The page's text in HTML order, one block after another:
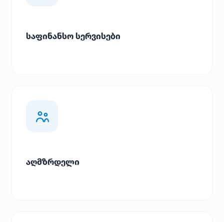
საფინანსო სერვისები
აღმზრდელი